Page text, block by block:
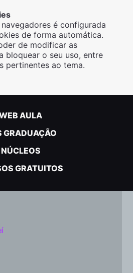
é configurada
de forma automática.
de modificar as
bloquear o seu uso, entre
pertinentes ao tema.
AULA
GRADUAÇÃO
NÚCLEOS
GRATUITOS